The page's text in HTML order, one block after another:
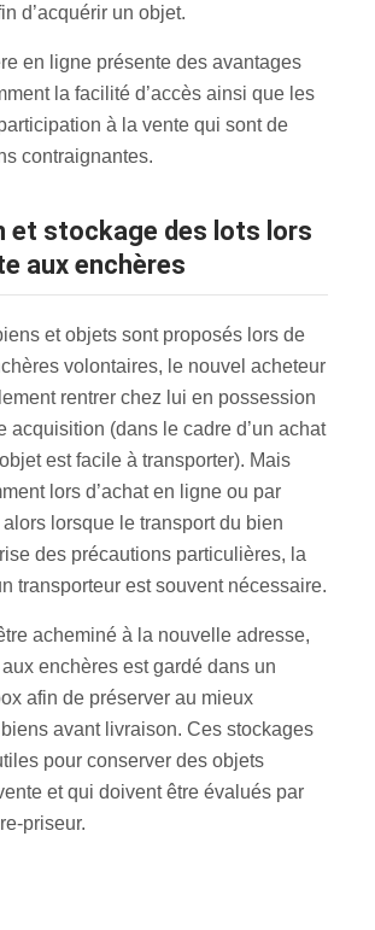
d’acquérir un objet.
en ligne présente des avantages
la facilité d’accès ainsi que les
à la vente qui sont de
contraignantes.
aux enchères
et objets sont proposés lors de
volontaires, le nouvel acheteur
rentrer chez lui en possession
acquisition (dans le cadre d’un achat
est facile à transporter). Mais
lors d’achat en ligne ou par
lorsque le transport du bien
des précautions particulières, la
transporteur est souvent nécessaire.
acheminé à la nouvelle adresse,
enchères est gardé dans un
afin de préserver au mieux
biens avant livraison. Ces stockages
pour conserver des objets
et qui doivent être évalués par
priseur.